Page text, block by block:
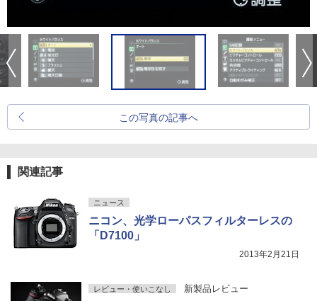
この写真の記事へ
関連記事
ニュース
ニコン、光学ローパスフィルターレスの
「D7100」
2013年2月21日
レビュー・使いこなし 新製品レビュー